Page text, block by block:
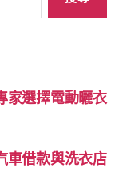
家選擇電動曬衣
車借款與洗衣店